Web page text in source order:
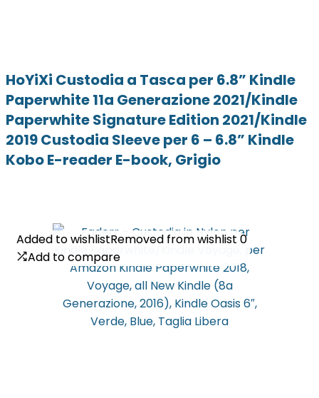
HoYiXi Custodia a Tasca per 6.8” Kindle
Paperwhite 11a Generazione 2021/Kindle
Paperwhite Signature Edition 2021/Kindle
2019 Custodia Sleeve per 6 – 6.8” Kindle
Kobo E-reader E-book, Grigio
Added to wishlistRemoved from wishlist 0
Add to compare
Added to wishlistRemoved from wishlist 0
Add to compare